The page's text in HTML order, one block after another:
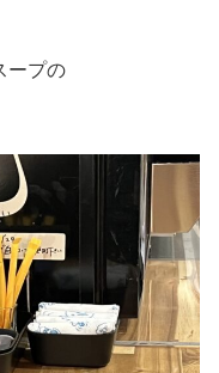
ープの